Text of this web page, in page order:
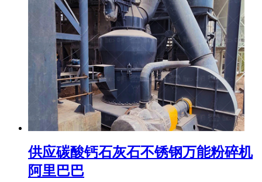
供应碳酸钙石灰石不锈钢万能粉碎机
阿里巴巴